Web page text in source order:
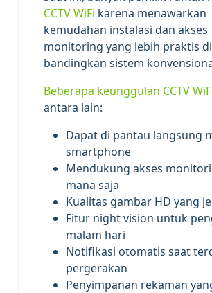
CCTV WiFi karena menawarkan
kemudahan instalasi dan akses
monitoring yang lebih praktis di
bandingkan sistem
Beberapa keunggulan CCTV
antara lain:
Dapat di pantau langsung
smartphone
Mendukung akses
mana saja
Kualitas gambar HD yang
Fitur night vision untuk
malam hari
Notifikasi otomatis saat
pergerakan
Penyimpanan rekaman